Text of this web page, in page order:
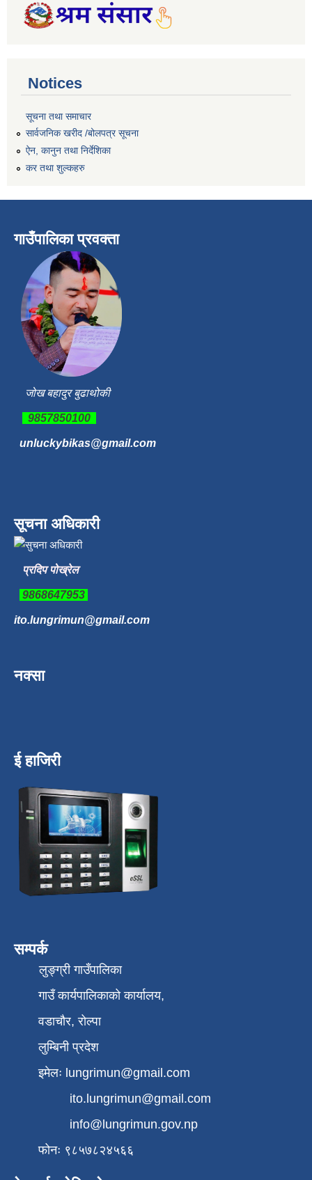
Notices
सूचना तथा समाचार
सार्वजनिक खरीद /बोलपत्र सूचना
ऐन, कानुन तथा निर्देशिका
कर तथा शुल्कहरु
गाउँपालिका प्रवक्ता
जोख बहादुर बुढाथोकी
9857850100
unluckybikas@gmail.com
सूचना अधिकारी
प्रदिप पोख्रेल
9868647953
ito.lungrimun@gmail.com
नक्सा
ई हाजिरी
सम्पर्क
लुङ्ग्री गाउँपालिका
गाउँ कार्यपालिकाको कार्यालय,
वडाचौर, रोल्पा
लुम्बिनी प्रदेश
इमेलः lungrimun@gmail.com
ito.lungrimun@gmail.com
info@lungrimun.gov.np
फोनः ९८५७८२४५६६